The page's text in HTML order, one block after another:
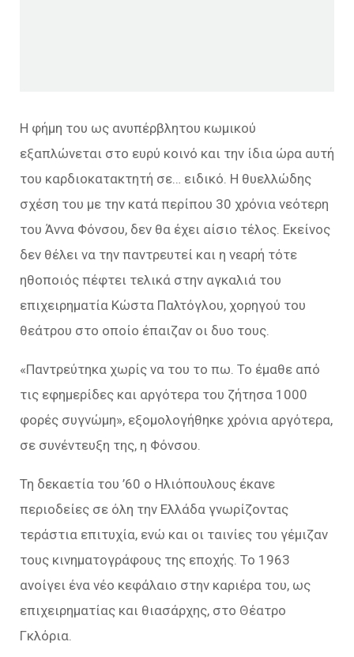
Η φήμη του ως ανυπέρβλητου κωμικού
εξαπλώνεται στο ευρύ κοινό και την ίδια ώρα αυτή
του καρδιοκατακτητή σε… ειδικό. Η θυελλώδης
σχέση του με την κατά περίπου 30 χρόνια νεότερη
του Άννα Φόνσου, δεν θα έχει αίσιο τέλος. Εκείνος
δεν θέλει να την παντρευτεί και η νεαρή τότε
ηθοποιός πέφτει τελικά στην αγκαλιά του
επιχειρηματία Κώστα Παλτόγλου, χορηγού του
θεάτρου στο οποίο έπαιζαν οι δυο τους.
«Παντρεύτηκα χωρίς να του το πω. Το έμαθε από
τις εφημερίδες και αργότερα του ζήτησα 1000
φορές συγνώμη», εξομολογήθηκε χρόνια αργότερα,
σε συνέντευξη της, η Φόνσου.
Τη δεκαετία του ’60 ο Ηλιόπουλους έκανε
περιοδείες σε όλη την Ελλάδα γνωρίζοντας
τεράστια επιτυχία, ενώ και οι ταινίες του γέμιζαν
τους κινηματογράφους της εποχής. Το 1963
ανοίγει ένα νέο κεφάλαιο στην καριέρα του, ως
επιχειρηματίας και θιασάρχης, στο Θέατρο
Γκλόρια.